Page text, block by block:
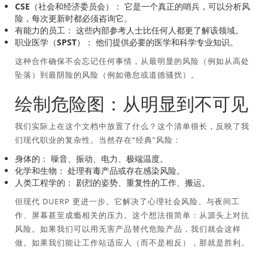
CSE（社会和经济委员会）： 它是一个真正的哨兵，可以分析风
险，每次更新时都必须咨询它。
有能力的员工： 这些内部参考人士比任何人都更了解该领域。
职业医学（SPST）： 他们提供必要的医学和科学专业知识。
这种合作确保不会忘记任何事情，从最明显的风险（例如从高处
坠落）到最阴险的风险（例如倦怠或道德骚扰）。
绘制危险图：从明显到不可见
我们实际上在这个文档中放置了什么？这个清单很长，反映了我
们现代职业的复杂性。当然存在“经典”风险：
身体的： 噪音、振动、电力、极端温度。
化学和生物： 处理有毒产品或存在感染风险。
人类工程学的： 剧烈的姿势、重复性的工作、搬运。
但现代 DUERP 更进一步。它解决了心理社会风险、与夜间工
作、屏幕甚至成瘾相关的压力。这个想法很简单：从源头上对抗
风险。如果我们可以用无害产品替代危险产品，我们就会这样
做。如果我们能让工作站适应人（而不是相反），那就是胜利。